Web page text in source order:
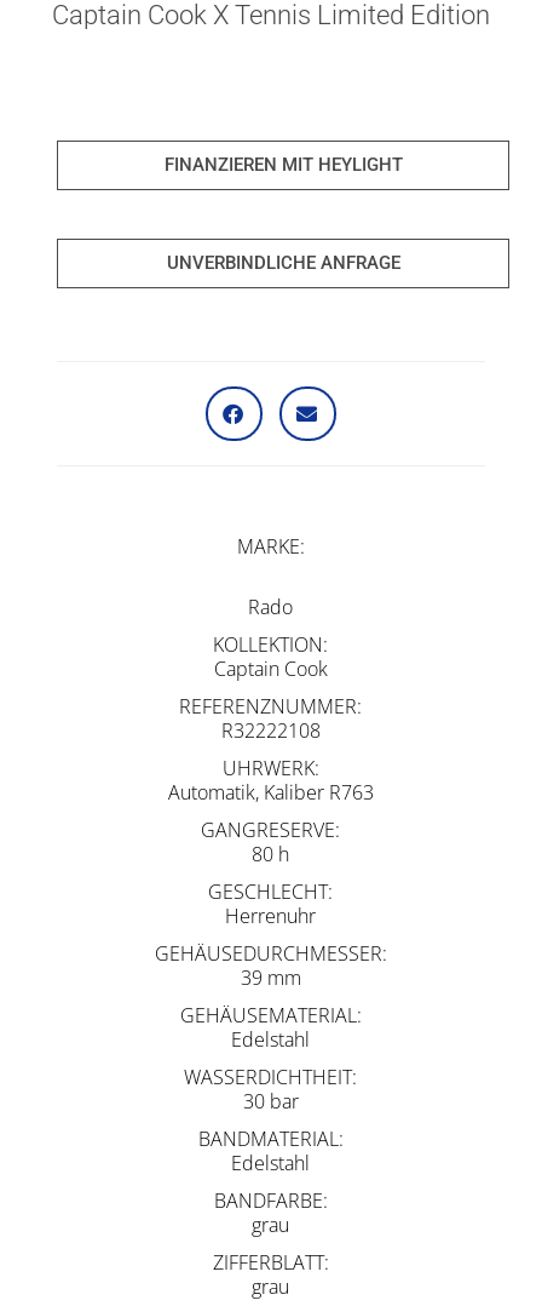
Captain Cook X Tennis Limited Edition
FINANZIEREN MIT HEYLIGHT
UNVERBINDLICHE ANFRAGE
MARKE
Rado
KOLLEKTION
Captain Cook
REFERENZNUMMER
R32222108
UHRWERK
Automatik, Kaliber R763
GANGRESERVE
80 h
GESCHLECHT
Herrenuhr
GEHÄUSEDURCHMESSER
39 mm
GEHÄUSEMATERIAL
Edelstahl
WASSERDICHTHEIT
30 bar
BANDMATERIAL
Edelstahl
BANDFARBE
grau
ZIFFERBLATT
grau